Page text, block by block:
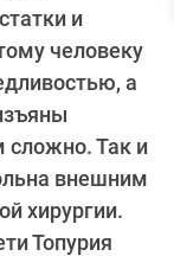
и
человеку
а
сложно. Так и
внешним
хирургии.
Топурия